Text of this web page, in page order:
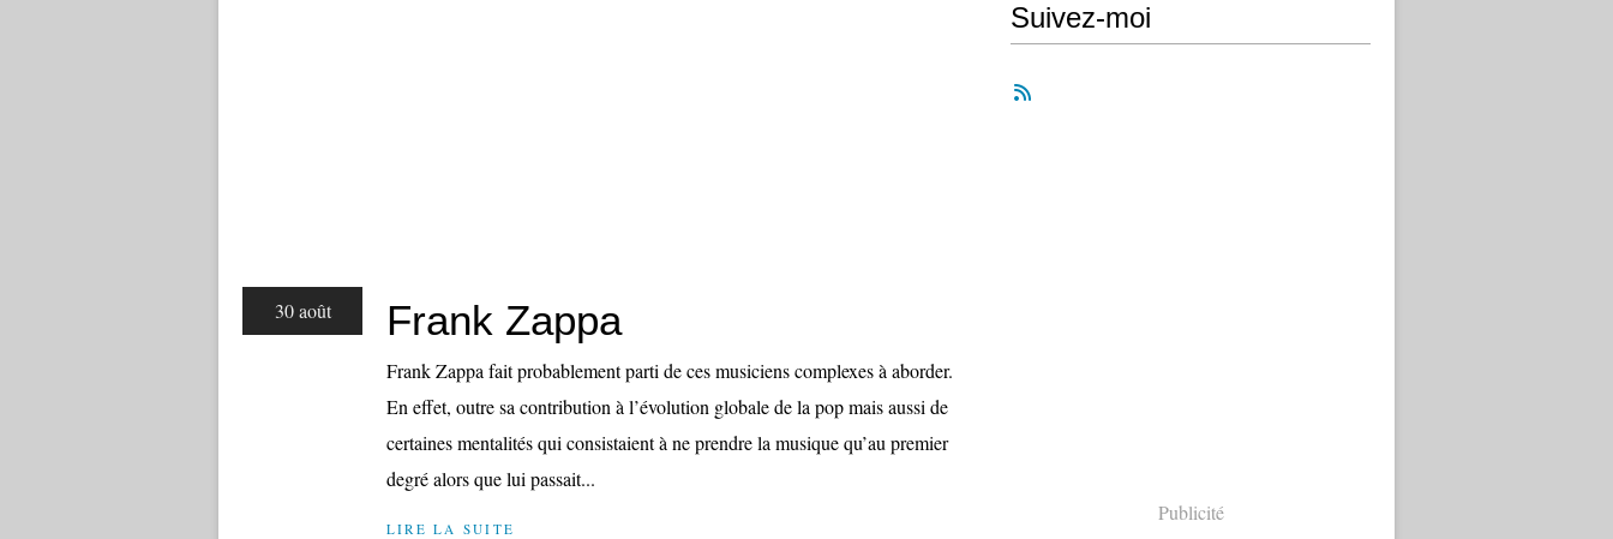
30 août Frank Zappa
Frank Zappa fait probablement parti de ces musiciens complexes à aborder.
En effet, outre sa contribution à l’évolution globale de la pop mais aussi de
certaines mentalités qui consistaient à ne prendre la musique qu’au premier
degré alors que lui passait...
LIRE LA SUITE
Suivez-moi
Publicité